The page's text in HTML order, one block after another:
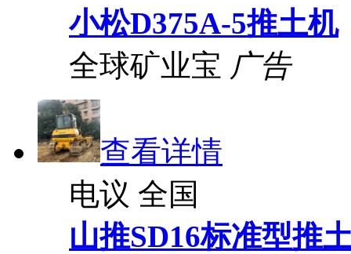
小松D375A-5推土机
全球矿业宝 广告
查看详情
电议 全国
山推SD16标准型推